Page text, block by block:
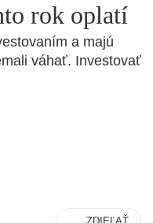
rok oplatí
a majú
váhať. Investovať